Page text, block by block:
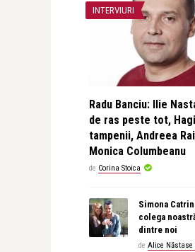
INTERVIURI
Radu Banciu: Ilie
de ras peste tot,
tampenii, Andreea
Monica Columbeanu
de Corina Stoica
Simona
colega
dintre noi
de Alice Năstase